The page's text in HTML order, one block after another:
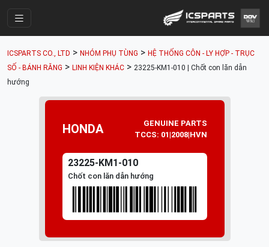
Cửa Hàng
Nhóm Phụ Tùng
Tài khoản
ICSPARTS CO., LTD > NHÓM PHỤ TÙNG > HỆ THỐNG CÔN - LY HỢP - TRỤC
SỐ - BÁNH RĂNG > LINH KIỆN KHÁC > 23225-KM1-010 | Chốt con lăn dẫn
hướng
HONDA
GENUINE PARTS
TCCS: 01|2008|HVN
23225-KM1-010
Chốt con lăn dẫn hướng